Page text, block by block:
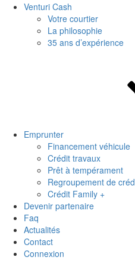
Venturi Cash
Votre courtier
La philosophie
35 ans d’expérience
Emprunter
Financement véhicule
Crédit travaux
Prêt à tempérament
Regroupement de
Crédit Family +
Devenir partenaire
Faq
Actualités
Contact
Connexion